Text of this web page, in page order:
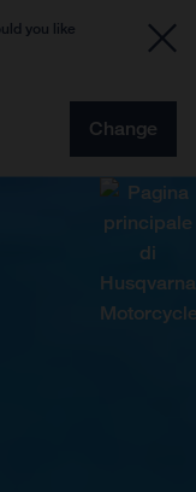
you like
Change